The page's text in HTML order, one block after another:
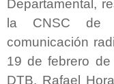
Departamental,
la CNSC de
comunicación
19 de febrero
DTB, Rafael